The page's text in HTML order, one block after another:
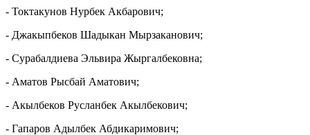
- Токтакунов Нурбек Акбарович;
- Джакыпбеков Шадыкан Мырзаканович;
- Сурабалдиева Эльвира Жыргалбековна;
- Аматов Рысбай Аматович;
- Акылбеков Русланбек Акылбекович;
- Гапаров Адылбек Абдикаримович;